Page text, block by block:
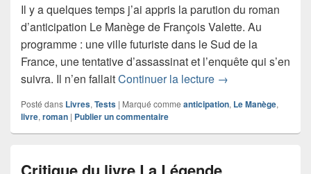
Il y a quelques temps j’ai appris la parution du roman
d’anticipation Le Manège de François Valette. Au
programme : une ville futuriste dans le Sud de la
France, une tentative d’assassinat et l’enquête qui s’en
suivra. Il n’en fallaitContinuer la lecture Lecture roman
→
Posté dans Livres, Tests | Marqué comme anticipation, Le Manège,
livre, roman | Publier un commentaire